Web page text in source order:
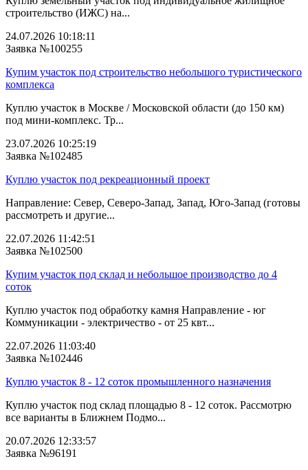
строительство (ИЖС) на...
24.07.2026 10:18:11
Заявка №100255
Купим участок под строительство небольшого туристического
комплекса
Куплю участок в Москве / Московской области (до 150 км)
под мини-комплекс. Тр...
23.07.2026 10:25:19
Заявка №102485
Куплю участок под рекреационный проект
Направление: Север, Северо-Запад, Запад, Юго-Запад (готовы
рассмотреть и другие...
22.07.2026 11:42:51
Заявка №102500
Купим участок под склад и небольшое производство до 4
соток
Куплю участок под обработку камня Направление - юг
Коммуникации - электричество - от 25 квт...
22.07.2026 11:03:40
Заявка №102446
Куплю участок 8 - 12 соток промышленного назначения
Куплю участок под склад площадью 8 - 12 соток. Рассмотрю
все варианты в Ближнем Подмо...
20.07.2026 12:33:57
Заявка №96191